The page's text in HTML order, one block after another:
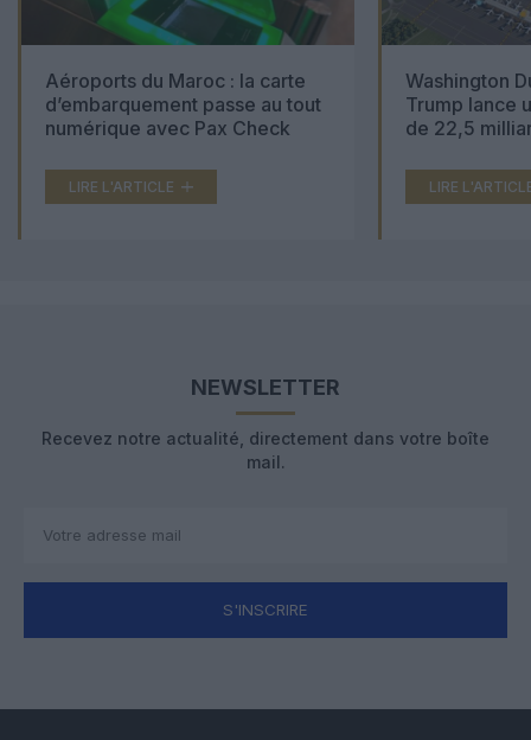
Aéroports du Maroc : la carte
d’embarquement passe au tout
numérique avec Pax Check
LIRE L'ARTICLE
Washington
Trump lance
de 22,5
LIRE
NEWSLETTER
Recevez notre actualité, directement dans votre boîte
mail.
S'INSCRIRE